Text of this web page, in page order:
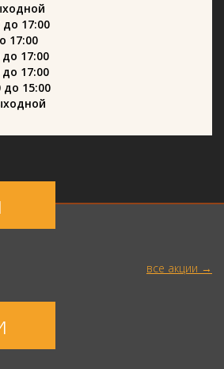
до 17:00
17:00
до 17:00
до 17:00
до 15:00
все акции